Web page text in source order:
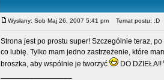
Wysłany: Sob Maj 26, 2007 5:41 pm Temat postu: :D
Strona jest po prostu super! Szczególnie teraz,
co lubię. Tylko mam jedno zastrzeżenie, które
broszka, aby wspólnie je tworzyć
DO DZIEŁA!!